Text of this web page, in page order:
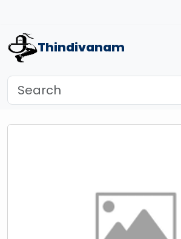
Thindivanam